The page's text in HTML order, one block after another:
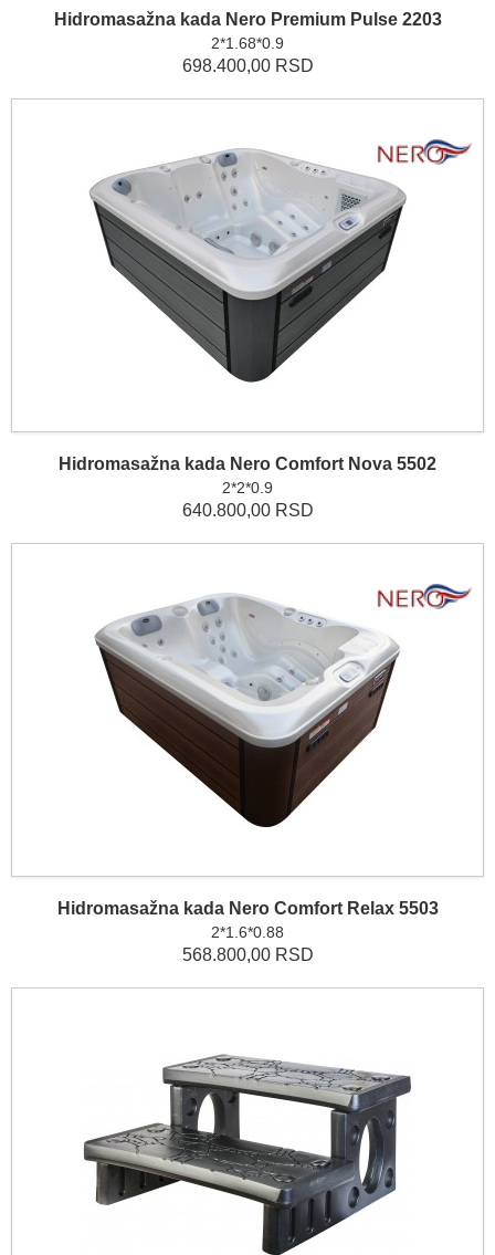
Hidromasažna kada Nero Premium Pulse 2203
2*1.68*0.9
698.400,00 RSD
Hidromasažna kada Nero Comfort Nova 5502
2*2*0.9
640.800,00 RSD
Hidromasažna kada Nero Comfort Relax 5503
2*1.6*0.88
568.800,00 RSD